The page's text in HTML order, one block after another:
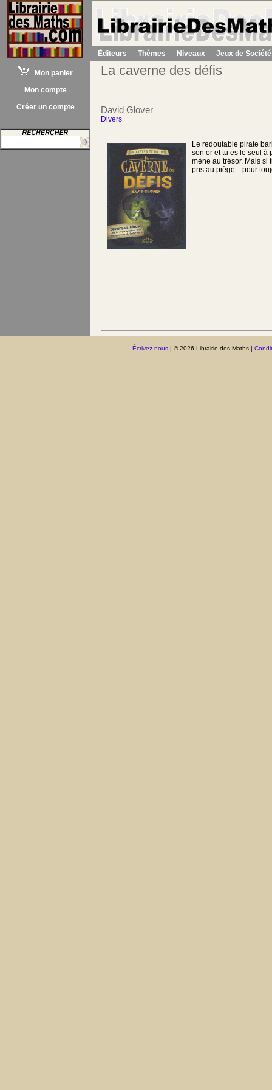
Mon panier
Mon compte
Créer un compte
Éditeurs Thèmes Niveaux Jeux de Société
La caverne des défis
David Glover
Divers
Le redoutable pirate
son or et tu es le seul à
mène au trésor. Mais si
pris au piège... pour
Écrivez-nous| © 2026 Librairie des Maths |